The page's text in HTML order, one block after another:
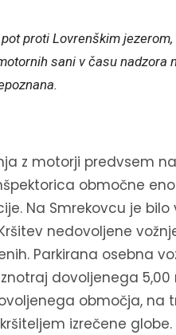
proti Lovrenškim
sani v času nadzora
z motorji predvsem
območne
Na Smrekovcu je bilo
nedovoljene
Parkirana osebna
dovoljenega 5,00
območja, na
izrečene globe.